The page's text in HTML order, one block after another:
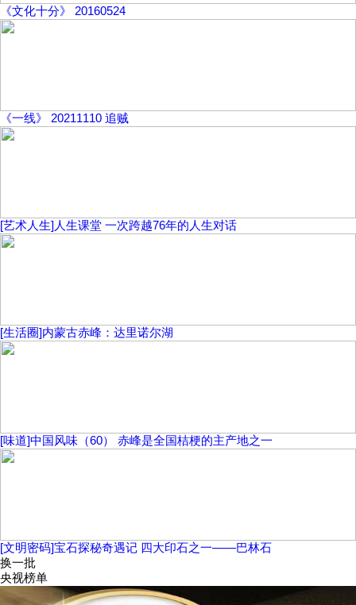
《文化十分》 20160524
《一线》 20211110 追贼
[艺术人生]人生课堂 一次跨越76年的人生对话
[生活圈]内蒙古赤峰：达里诺尔湖
[味道]中国风味（60） 赤峰是全国桔梗的主产地之一
[文明密码]宝石探秘奇遇记 四大印石之一——巴林石
换一批
央视榜单